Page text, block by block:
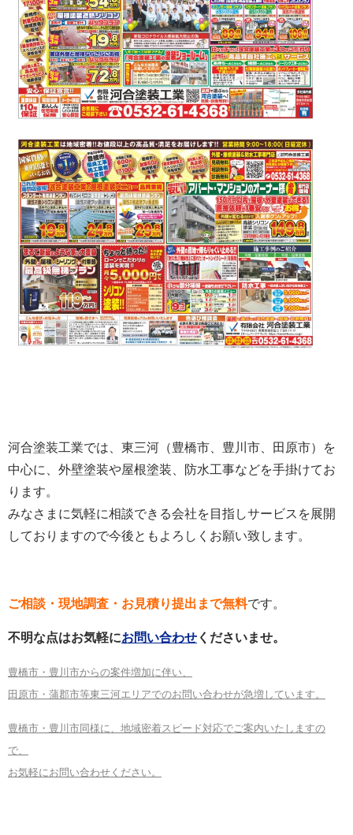
河合塗装工業では、東三河（豊橋市、豊川市、田原市）を
中心に、外壁塗装や屋根塗装、防水工事などを手掛けてお
ります。
みなさまに気軽に相談できる会社を目指しサービスを展開
しておりますので今後ともよろしくお願い致します。
ご相談・現地調査・お見積り提出まで無料です。
不明な点はお気軽にお問い合わせ くださいませ。
豊橋市・豊川市からの案件増加に伴い、
田原市・蒲郡市等東三河エリアでのお問い合わせが急増しています。
豊橋市・豊川市同様に、地域密着スピード対応でご案内いたしますの
で、
お気軽にお問い合わせください。